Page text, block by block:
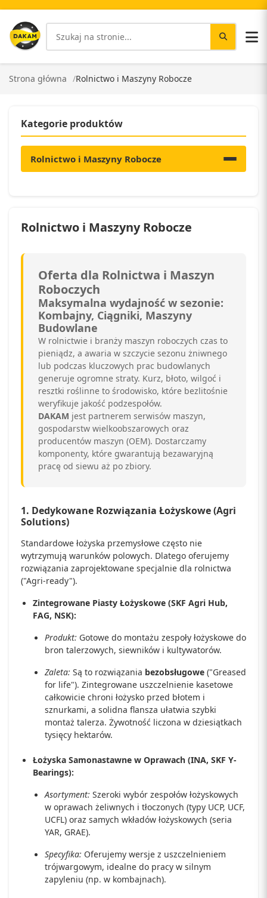
Strona główna Rolnictwo i Maszyny Robocze
Kategorie produktów
Rolnictwo i Maszyny Robocze
Rolnictwo i Maszyny Robocze
Oferta dla Rolnictwa i Maszyn
Roboczych
Maksymalna wydajność w sezonie:
Kombajny, Ciągniki, Maszyny
Budowlane
W rolnictwie i branży maszyn roboczych czas to
pieniądz, a awaria w szczycie sezonu żniwnego
lub podczas kluczowych prac budowlanych
generuje ogromne straty. Kurz, błoto, wilgoć i
resztki roślinne to środowisko, które bezlitośnie
weryfikuje jakość podzespołów.
DAKAM jest partnerem serwisów maszyn,
gospodarstw wielkoobszarowych oraz
producentów maszyn (OEM). Dostarczamy
komponenty, które gwarantują bezawaryjną
pracę od siewu aż po zbiory.
1. Dedykowane Rozwiązania Łożyskowe (Agri
Solutions)
Standardowe łożyska przemysłowe często nie
wytrzymują warunków polowych. Dlatego oferujemy
rozwiązania zaprojektowane specjalnie dla rolnictwa
("Agri-ready").
Zintegrowane Piasty Łożyskowe (SKF Agri Hub,
FAG, NSK):
Produkt: Gotowe do montażu zespoły łożyskowe do
bron talerzowych, siewników i kultywatorów.
Zaleta: Są to rozwiązania bezobsługowe ("Greased
for life"). Zintegrowane uszczelnienie kasetowe
całkowicie chroni łożysko przed błotem i
sznurkami, a solidna flansza ułatwia szybki
montaż talerza. Żywotność liczona w dziesiątkach
tysięcy hektarów.
Łożyska Samonastawne w Oprawach (INA, SKF Y-
Bearings):
Asortyment: Szeroki wybór zespołów łożyskowych
w oprawach żeliwnych i tłoczonych (typy UCP, UCF,
UCFL) oraz samych wkładów łożyskowych (seria
YAR, GRAE).
Specyfika: Oferujemy wersje z uszczelnieniem
trójwargowym, idealne do pracy w silnym
zapyleniu (np. w kombajnach).